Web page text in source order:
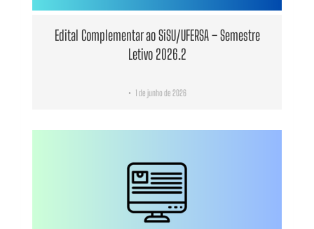
Edital Complementar ao SiSU/UFERSA – Semestre
Letivo 2026.2
• 1 de junho de 2026